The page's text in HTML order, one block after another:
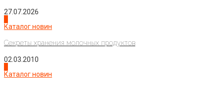
27.07.2026
Каталог новин
Секреты хранения молочных продуктов
02.03.2010
Каталог новин